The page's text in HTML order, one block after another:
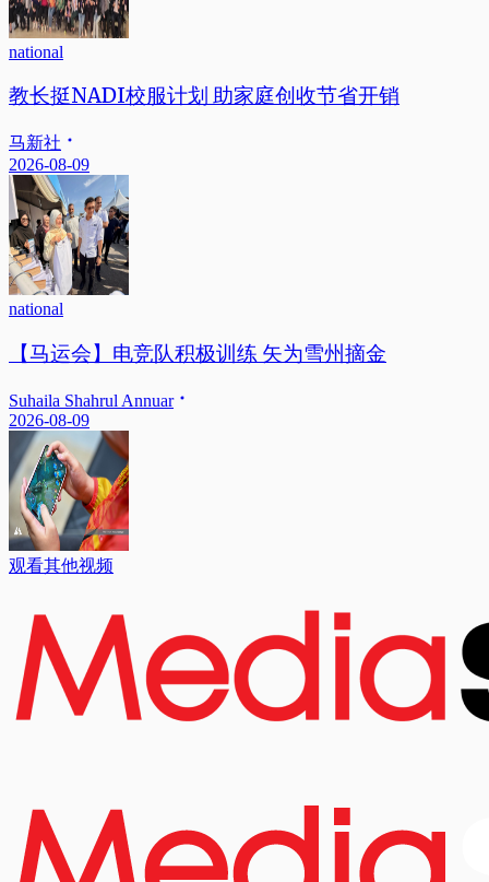
national
教长挺NADI校服计划 助家庭创收节省开销
马新社
2026-08-09
national
【马运会】电竞队积极训练 矢为雪州摘金
Suhaila Shahrul Annuar
2026-08-09
观看其他视频